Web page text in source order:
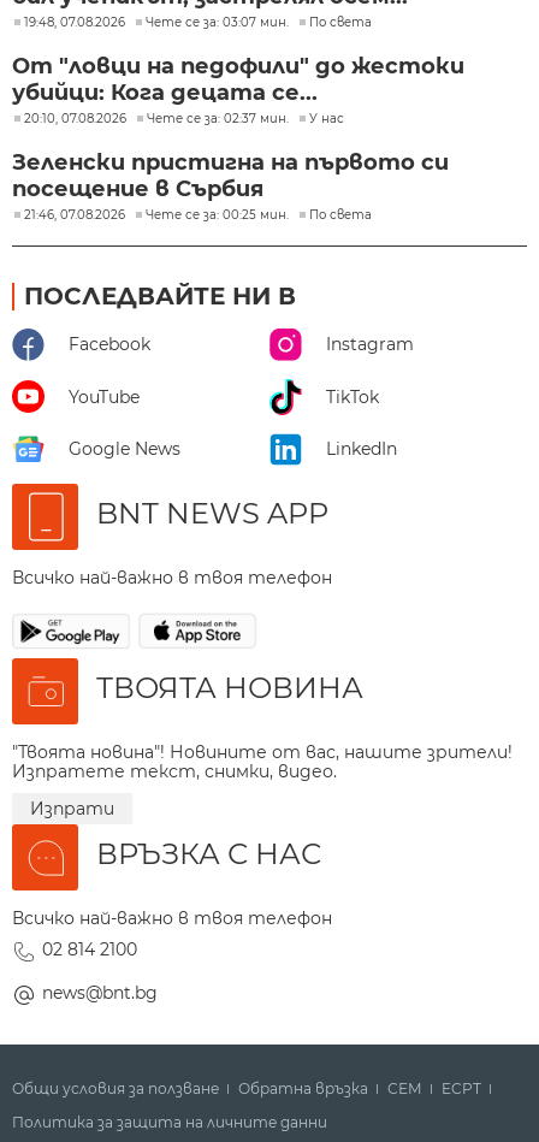
19:48, 07.08.2026 Чете се за: 03:07 мин. По света
От "ловци на педофили" до жестоки
убийци: Кога децата се...
20:10, 07.08.2026 Чете се за: 02:37 мин. У нас
Зеленски пристигна на първото си
посещение в Сърбия
21:46, 07.08.2026 Чете се за: 00:25 мин. По света
ПОСЛЕДВАЙТЕ НИ В
Facebook Instagram
YouTube TikTok
Google News LinkedIn
BNT NEWS APP
Всичко най-важно в твоя телефон
ТВОЯТА НОВИНА
"Твоята новина"! Новините от вас, нашите зрители!
Изпратете текст, снимки, видео.
Изпрати
ВРЪЗКА С НАС
Всичко най-важно в твоя телефон
02 814 2100
news@bnt.bg
Общи условия за ползване Обратна връзка СЕМ
ECPT
Политика за защита на личните данни